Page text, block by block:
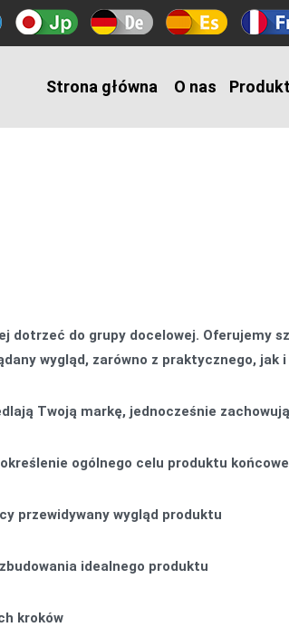
Strona główna O nas
dotrzeć do grupy docelowej. Oferujemy
wygląd, zarówno z praktycznego, jak
Twoją markę, jednocześnie
ogólnego celu produktu
przewidywany wygląd produktu
idealnego produktu
kroków